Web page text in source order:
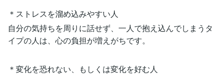
＊ストレスを溜め込みやすい人
自分の気持ちを周りに話せず、一人で抱え込んでしまうタ
イプの人は、心の負担が増えがちです。
＊変化を恐れない、もしくは変化を好む人